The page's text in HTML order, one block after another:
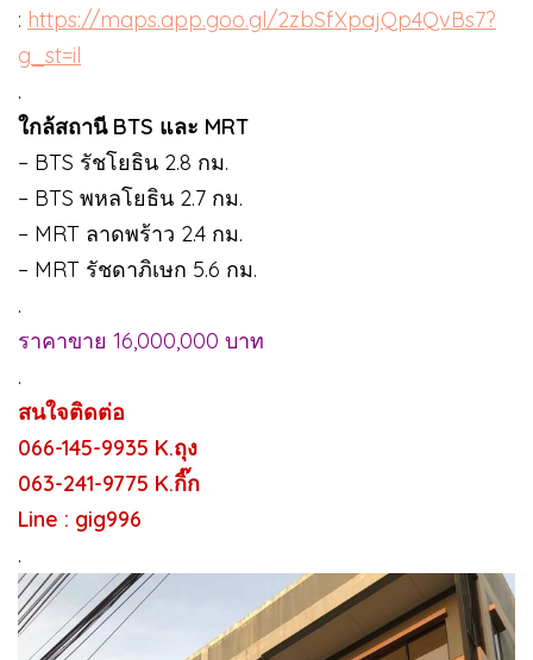
: https://maps.app.goo.gl/2zbSfXpajQp4QvBs7?
g_st=il
.
ใกล้สถานี BTS และ MRT
– BTS รัชโยธิน 2.8 กม.
– BTS พหลโยธิน 2.7 กม.
– MRT ลาดพร้าว 2.4 กม.
– MRT รัชดาภิเษก 5.6 กม.
.
ราคาขาย 16,000,000 บาท
.
สนใจติดต่อ
066-145-9935 K.ถุง
063-241-9775 K.กิ๊ก
Line : gig996
.